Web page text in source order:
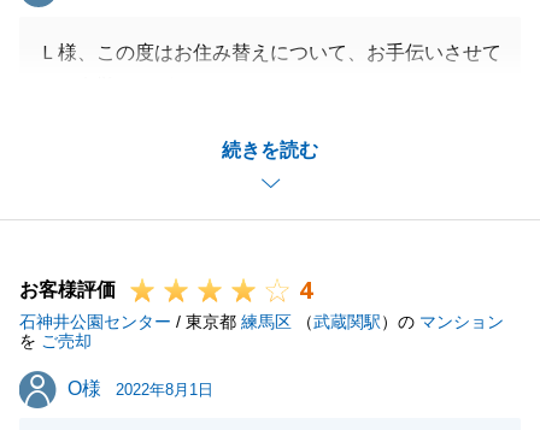
続きを読む
Ｌ様、この度はお住み替えについて、お手伝いさせて
つかったことが何よりでございます。
今後とも、末永くよろしくお願い申し上げます。
閉じる
お客様評価 4
石神井公園センター / 東京都 練馬区 （武蔵関駅）の マンション
を ご売却
O様
O様 2022年8月1日